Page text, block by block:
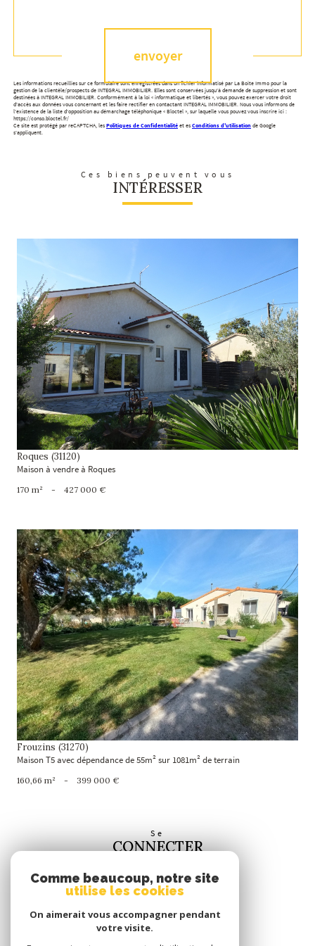
envoyer
Les informations recueillies sur ce formulaire sont enregistrées dans un fichier informatisé par La Boite Immo pour la
gestion de la clientèle/prospects de INTEGRAL IMMOBILIER. Elles sont conservées jusqu'à demande de suppression et sont
destinées à INTEGRAL IMMOBILIER. Conformément à la loi « informatique et libertés », vous pouvez exercer votre droit
d'accès aux données vous concernant et les faire rectifier en contactant INTEGRAL IMMOBILIER. Nous vous informons de
l'existence de la liste d'opposition au démarchage téléphonique « Bloctel », sur laquelle vous pouvez vous inscrire ici :
https://conso.bloctel.fr/
Ce site est protégé par reCAPTCHA, les Politiques de Confidentialité et es Conditions d'utilisation de Google
s'appliquent.
Ces biens peuvent vous
INTÉRESSER
voir le bien
Roques (31120)
Maison à vendre à Roques
170 m² - 427 000 €
voir le bien
Frouzins (31270)
Maison T5 avec dépendance de 55m² sur 1081m² de terrain
160,66 m² - 399 000 €
Se
CONNECTER
espace propriétaire
SUIVRE
Comme beaucoup, notre site
utilise les cookies
On aimerait vous accompagner pendant
votre visite.